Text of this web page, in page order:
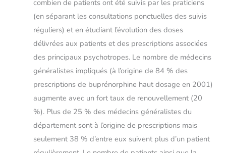
combien de patients ont été suivis par les praticiens
(en séparant les consultations ponctuelles des suivis
réguliers) et en étudiant l’évolution des doses
délivrées aux patients et des prescriptions associées
des principaux psychotropes. Le nombre de médecins
généralistes impliqués (à l’origine de 84 % des
prescriptions de buprénorphine haut dosage en 2001)
augmente avec un fort taux de renouvellement (20
%). Plus de 25 % des médecins généralistes du
département sont à l’origine de prescriptions mais
seulement 38 % d’entre eux suivent plus d’un patient